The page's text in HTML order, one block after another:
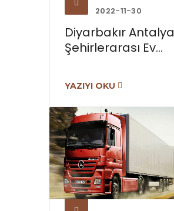
2022-11-30
Diyarbakır Antalya
Şehirlerarası Ev...
YAZIYI OKU